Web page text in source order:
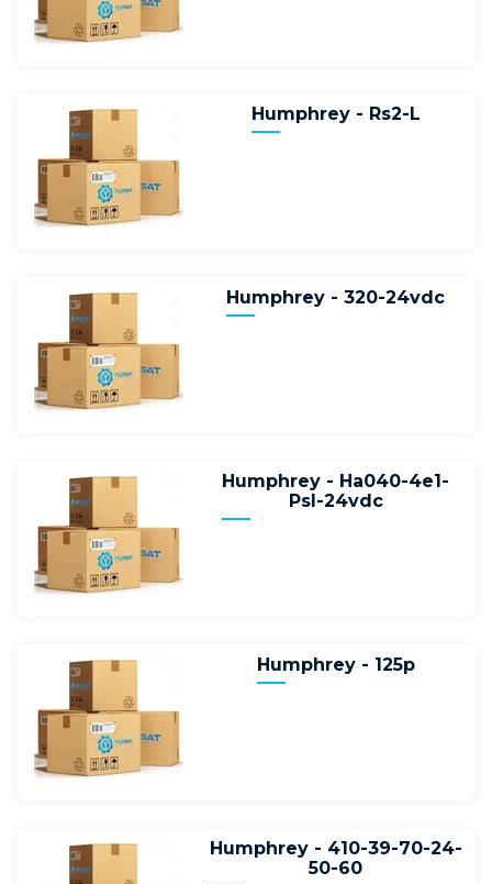
Humphrey - Rs2-L
Humphrey - 320-24vdc
Humphrey - Ha040-4e1-
Psl-24vdc
Humphrey - 125p
Humphrey - 410-39-70-24-
50-60